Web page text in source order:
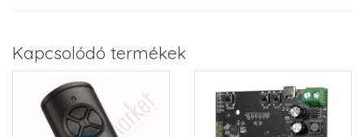
Kapcsolódó termékek